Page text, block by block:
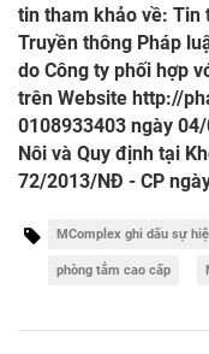
tin tham khảo về: Tin
Truyền thông Pháp
do Công ty phối hợp
trên Website http://
0108933403 ngày
Nôi và Quy định tại
72/2013/NĐ - CP
MComplex ghi dấu sự
phòng tắm cao cấp